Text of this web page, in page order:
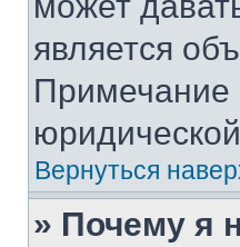
является
Примечание
Вернуться
» Почему я